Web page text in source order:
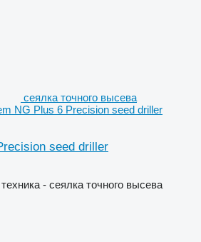
сеялка точного высева
NG Plus 6 Precision seed driller
seed driller
- сеялка точного высева